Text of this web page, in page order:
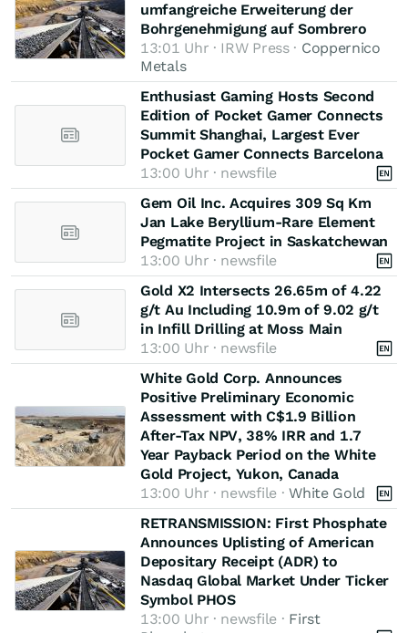
umfangreiche Erweiterung der
Bohrgenehmigung auf Sombrero
13:01 Uhr · IRW Press · Coppernico
Metals
Enthusiast Gaming Hosts Second
Edition of Pocket Gamer Connects
Summit Shanghai, Largest Ever
Pocket Gamer Connects Barcelona
13:00 Uhr · newsfile
Gem Oil Inc. Acquires 309 Sq Km
Jan Lake Beryllium-Rare Element
Pegmatite Project in Saskatchewan
13:00 Uhr · newsfile
Gold X2 Intersects 26.65m of 4.22
g/t Au Including 10.9m of 9.02 g/t
in Infill Drilling at Moss Main
13:00 Uhr · newsfile
White Gold Corp. Announces
Positive Preliminary Economic
Assessment with C$1.9 Billion
After-Tax NPV, 38% IRR and 1.7
Year Payback Period on the White
Gold Project, Yukon, Canada
13:00 Uhr · newsfile ·White Gold
RETRANSMISSION: First Phosphate
Announces Uplisting of American
Depositary Receipt (ADR) to
Nasdaq Global Market Under Ticker
Symbol PHOS
13:00 Uhr · newsfile · First